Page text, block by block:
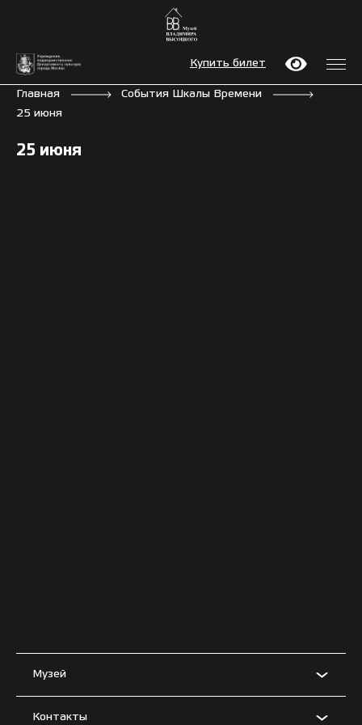
Купить билет
Главная
События Шкалы Времени
25 июня
25 июня
Музей
Контакты